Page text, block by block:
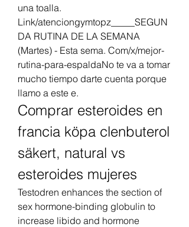
una toalla.
Link/atenciongymtopz_____SEGUN
DA RUTINA DE LA SEMANA
(Martes) - Esta sema. Com/x/mejor-
rutina-para-espaldaNo te va a tomar
mucho tiempo darte cuenta porque
llamo a este e.
Comprar esteroides en
francia köpa clenbuterol
säkert, natural vs
esteroides mujeres
Testodren enhances the section of
sex hormone-binding globulin to
increase libido and hormone